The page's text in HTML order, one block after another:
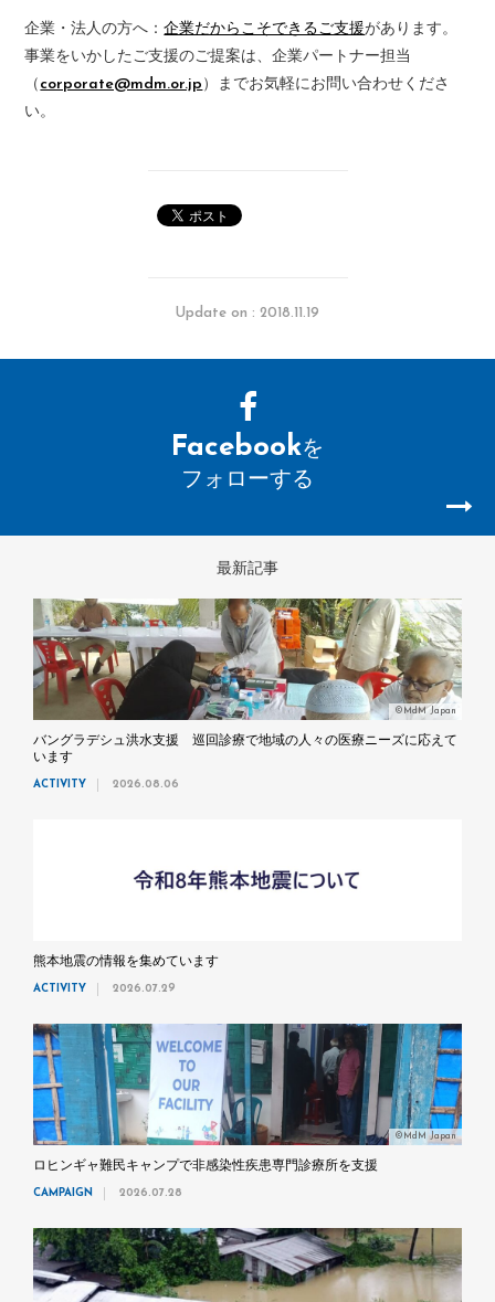
企業・法人の方へ：企業だからこそできるご支援があります。
事業をいかしたご支援のご提案は、企業パートナー担当
（ corporate@mdm.or.jp ）までお気軽にお問い合わせくださ
い。
Update on : 2018.11.19
Facebookを
フォローする
最新記事
©MdM Japan
バングラデシュ洪水支援 巡回診療で地域の人々の医療ニーズに応えて
います
ACTIVITY 2026.08.06
熊本地震の情報を集めています
ACTIVITY 2026.07.29
©MdM Japan
ロヒンギャ難民キャンプで非感染性疾患専門診療所を支援
CAMPAIGN 2026.07.28